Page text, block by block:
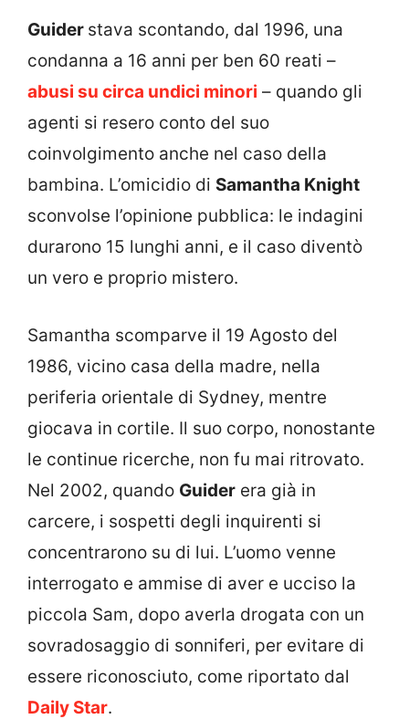
Guider stava scontando, dal 1996, una
condanna a 16 anni per ben 60 reati –
abusi su circa undici minori – quando gli
agenti si resero conto del suo
coinvolgimento anche nel caso della
bambina. L’omicidio di Samantha Knight
sconvolse l’opinione pubblica: le indagini
durarono 15 lunghi anni, e il caso diventò
un vero e proprio mistero.
Samantha scomparve il 19 Agosto del
1986, vicino casa della madre, nella
periferia orientale di Sydney, mentre
giocava in cortile. Il suo corpo, nonostante
le continue ricerche, non fu mai ritrovato.
Nel 2002, quando Guider era già in
carcere, i sospetti degli inquirenti si
concentrarono su di lui. L’uomo venne
interrogato e ammise di aver e ucciso la
piccola Sam, dopo averla drogata con un
sovradosaggio di sonniferi, per evitare di
essere riconosciuto, come riportato dal
Daily Star.